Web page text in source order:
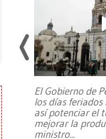
El Gobierno de
los días
así potenciar el
mejorar la
ministro...